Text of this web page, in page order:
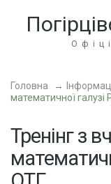
Enter)
Головна →
математичної галузі
Тренінг з